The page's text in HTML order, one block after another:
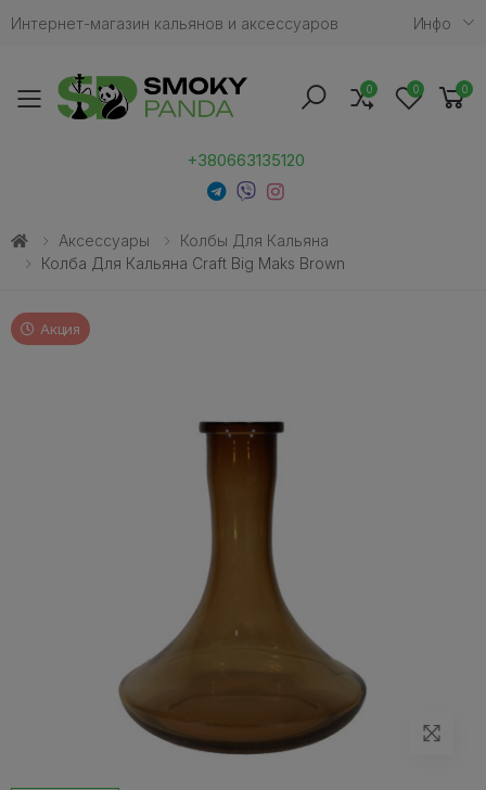
Интернет-магазин кальянов и аксессуаров Инфо
Toggle mobile menu
+380663135120
0 0 0
Аксессуары
Колбы Для Кальяна
Колба Для Кальяна Craft Big Maks Brown
Акция